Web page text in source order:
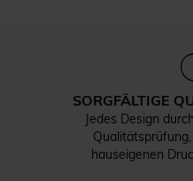
SORGFÄLTIGE
Jedes Design
hauseigenen